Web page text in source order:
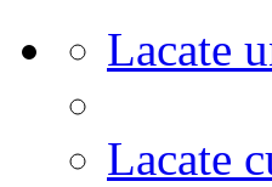
Lacate
Lacate